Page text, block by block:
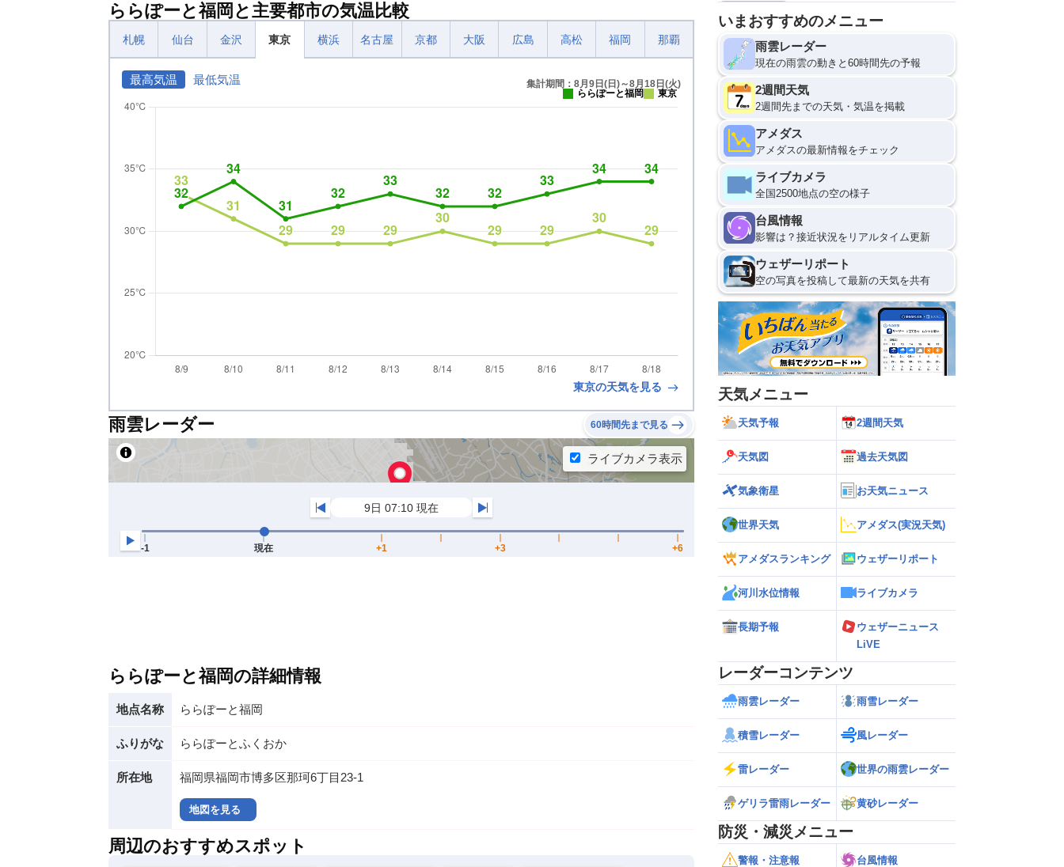
ららぽーと福岡と主要都市の気温比較
札幌 仙台 金沢 東京 横浜 名古屋 京都 大阪 広島 高松 福岡 那覇
最高気温 最低気温
集計期間：8月9日(日)～8月18日(火)
ららぽーと福岡
東京
東京の天気を見る
雨雲レーダー 60時間先まで見る
ららぽーと福岡の詳細情報
地点名称 ららぽーと福岡
ふりがな ららぽーとふくおか
所在地 福岡県福岡市博多区那珂6丁目23-1
地図を見る
周辺のおすすめスポット
いまおすすめのメニュー
雨雲レーダー
現在の雨雲の動きと60時間先の予報
2週間天気
2週間先までの天気・気温を掲載
アメダス
アメダスの最新情報をチェック
ライブカメラ
全国2500地点の空の様子
台風情報
影響は？接近状況をリアルタイム更新
ウェザーリポート
空の写真を投稿して最新の天気を共有
天気メニュー
天気予報 2週間天気
天気図 過去天気図
気象衛星 お天気ニュース
世界天気 アメダス(実況天気)
アメダスランキング ウェザーリポート
河川水位情報 ライブカメラ
長期予報
ウェザーニュース
LiVE
レーダーコンテンツ
雨雲レーダー 雨雪レーダー
積雪レーダー 風レーダー
雷レーダー 世界の雨雲レーダー
ゲリラ雷雨レーダー 黄砂レーダー
防災・減災メニュー
警報・注意報 台風情報